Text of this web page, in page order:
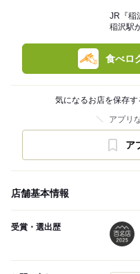
JR『稲
稲沢駅
食べロ
気になるお店を保存す
アプリ
ア
店舗基本情報
受賞・選出歴